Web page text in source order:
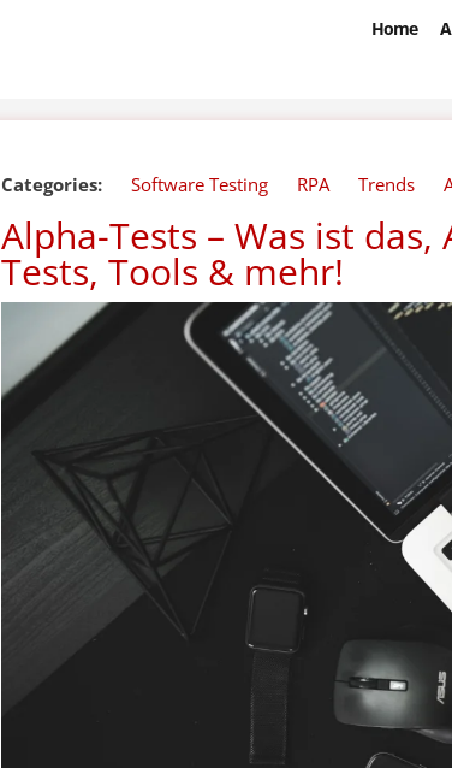
Home
Categories: Software Testing RPA Trends
Alpha-Tests – Was ist das,
Tests, Tools & mehr!